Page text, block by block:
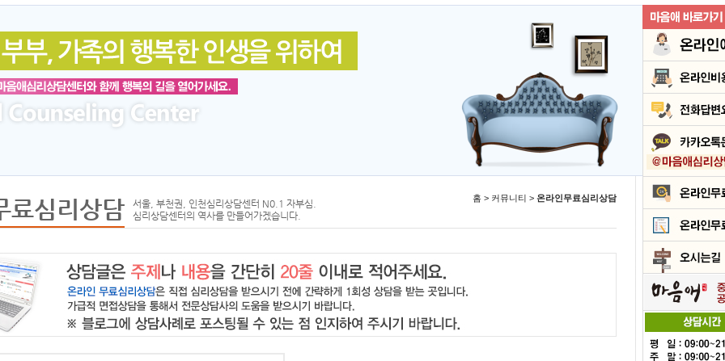
료심리상담
서울, 부천권, 인천심리상담센터 N0.1 자부심.
심리상담센터의 역사를 만들어가겠습니다.
홈 > 커뮤니티 > 온라인무료심리상담